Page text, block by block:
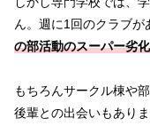
ん。週に1回のクラブが
の部活動のスーパー劣
もちろんサークル棟や
後輩との出会いもありま